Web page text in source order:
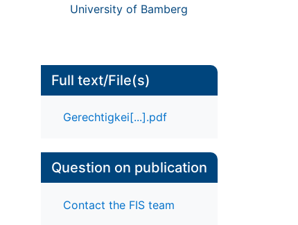
University of Bamberg
Full text/File(s)
Gerechtigkei[...].pdf
Question on publication
Contact the FIS team